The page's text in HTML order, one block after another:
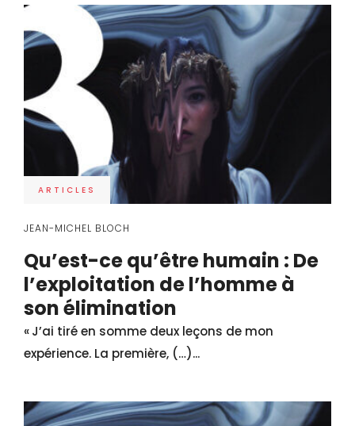
ARTICLES
JEAN-MICHEL BLOCH
Qu’est-ce qu’être humain : De
l’exploitation de l’homme à
son élimination
« J’ai tiré en somme deux leçons de mon
expérience. La première, (…)...